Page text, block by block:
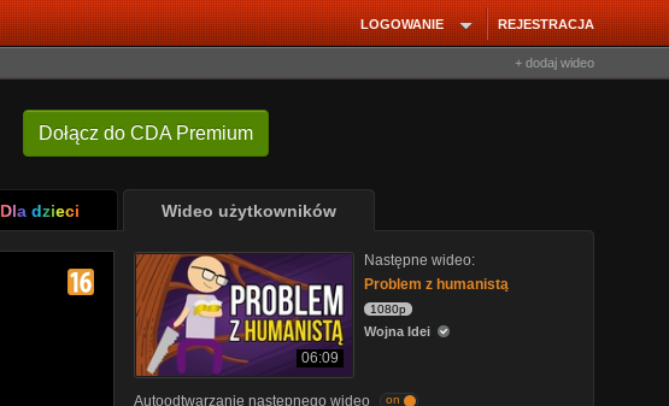
REJESTRACJA
LOGOWANIE
+ dodaj wideo
Dołącz do CDA Premium
Dla dzieci Wideo użytkowników
06:09
Następne wideo:
Problem z humanistą
1080p
Wojna Idei
Autoodtwarzanie następnego wideo on